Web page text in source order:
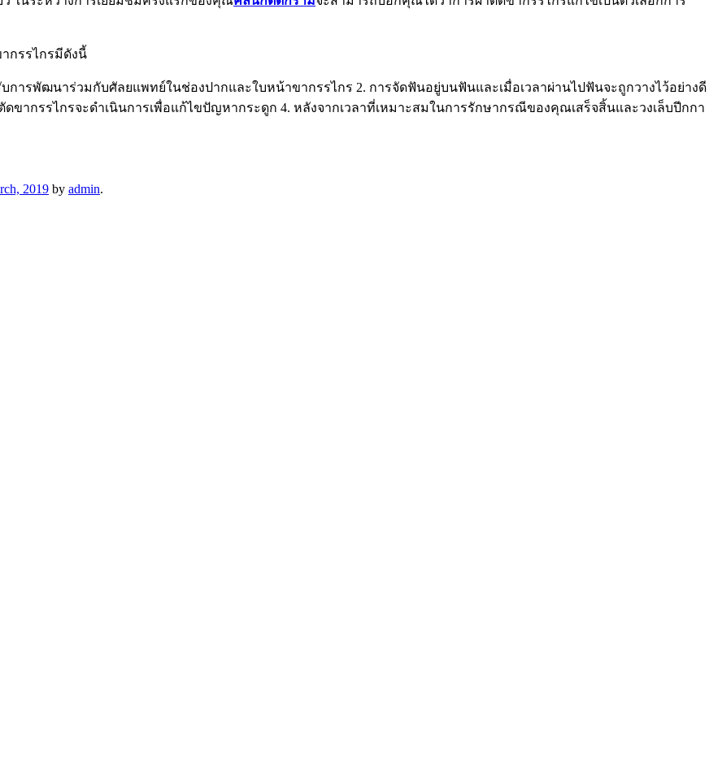
กรรไกรมีดังนี้
ารพัฒนาร่วมกับศัลยแพทย์ในช่องปากและใบหน้าขากรรไกร 2. การจัดฟันอยู่บนฟันและเมื่อเวลาผ่านไปฟันจะถูกวางไว้อย่างดี
ขากรรไกรจะดำเนินการเพื่อแก้ไขปัญหากระดูก 4. หลังจากเวลาที่เหมาะสมในการรักษากรณีของคุณเสร็จสิ้นและวงเล็บปีกกา
2019 by admin.